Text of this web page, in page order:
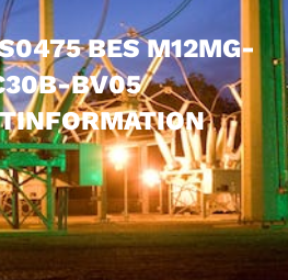
BES M12MG-
BV05